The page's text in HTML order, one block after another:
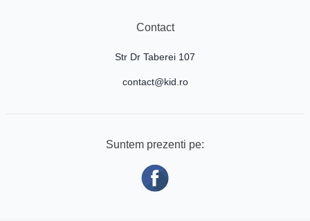
Contact
Str Dr Taberei 107
contact@kid.ro
Suntem prezenti pe: